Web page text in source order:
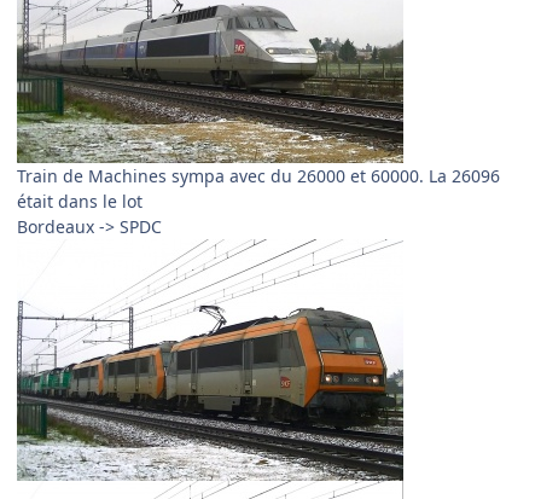
Train de Machines sympa avec du 26000 et 60000. La 26096
était dans le lot
Bordeaux -> SPDC